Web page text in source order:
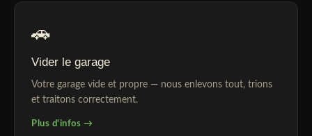
🚗
Vider le garage
Votre garage vide et propre — nous enlevons tout, trions
et traitons correctement.
Plus d'infos →